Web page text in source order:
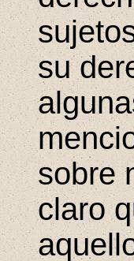
su
sobre
claro